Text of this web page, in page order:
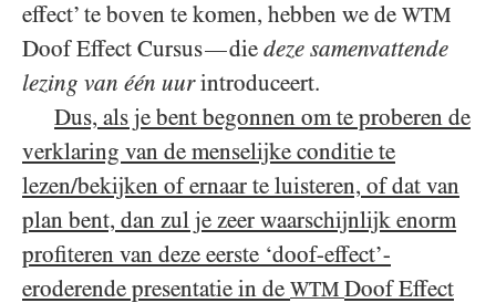
effect’ te boven te komen, hebben we de WTM
Doof Effect Cursus—die deze samenvattende
lezing van één uurintroduceert.
Dus, als je bent begonnen om te proberen de
verklaring van de menselijke conditie te
lezen/bekijken of ernaar te luisteren, of dat van
plan bent, dan zul je zeer waarschijnlijk enorm
profiteren van deze eerste ‘doof-effect’-
eroderende presentatie in de WTM Doof Effect